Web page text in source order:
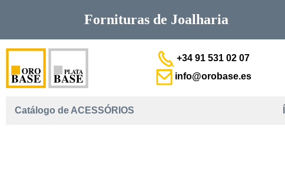
Fornituras de Joalharia
+34 91 531 02 07
info@orobase.es
Catálogo de ACESSÓRIOS